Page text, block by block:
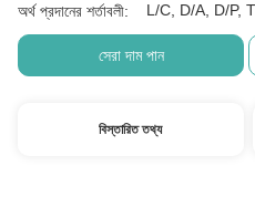
অর্থ প্রদানের শর্তাবলী: L/C, D/A, D/P, T/
সেরা দাম পান
বিস্তারিত তথ্য